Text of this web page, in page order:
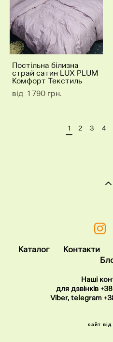
Постільна білизна
страй сатин LUX PLUM
Комфорт Текстиль
від 1 790 грн.
1 2 3 4
Каталог Контакти
Наші
для дзвінків
Viber, telegram
сайт